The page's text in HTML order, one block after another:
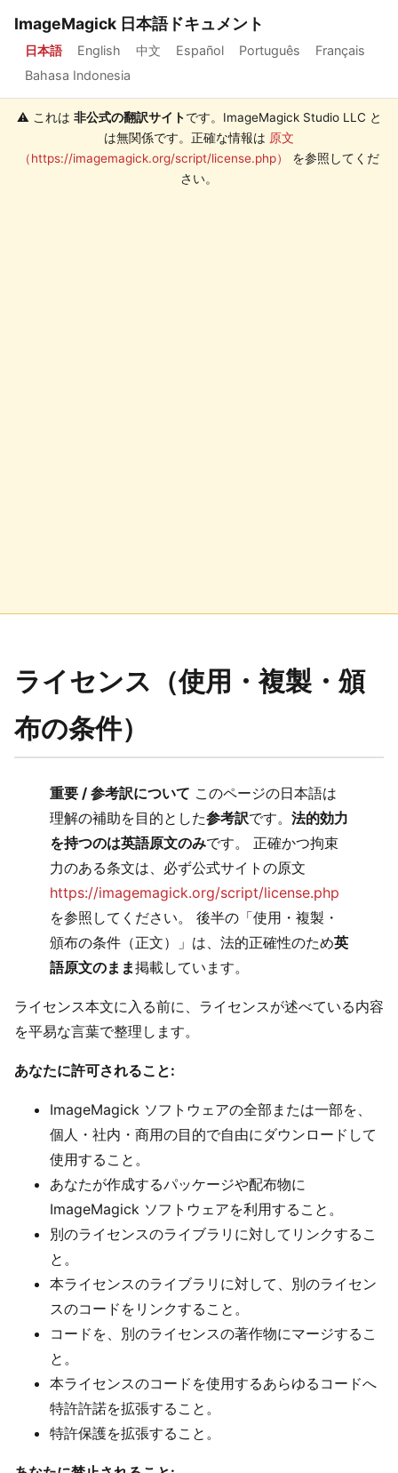
ImageMagick 日本語ドキュメント
日本語 English 中文 Español Português
Français
Bahasa Indonesia
⚠️ これは 非公式の翻訳サイトです。ImageMagick Studio LLC と
は無関係です。正確な情報は 原文
（https://imagemagick.org/script/license.php）
を参照してくだ
さい。
ライセンス（使用・複製・頒
布の条件）
重要 / 参考訳について このページの日本語は
理解の補助を目的とした参考訳です。 法的効力
を持つのは英語原文のみです。 正確かつ拘束
力のある条文は、必ず公式サイトの原文
https://imagemagick.org/script/license.php
を参照してください。 後半の「使用・複製・
頒布の条件（正文）」は、法的正確性のため英
語原文のまま掲載しています。
ライセンス本文に入る前に、ライセンスが述べている内容
を平易な言葉で整理します。
あなたに許可されること:
ImageMagick ソフトウェアの全部または一部を、
個人・社内・商用の目的で自由にダウンロードして
使用すること。
あなたが作成するパッケージや配布物に
ImageMagick ソフトウェアを利用すること。
別のライセンスのライブラリに対してリンクするこ
と。
本ライセンスのライブラリに対して、別のライセン
スのコードをリンクすること。
コードを、別のライセンスの著作物にマージするこ
と。
本ライセンスのコードを使用するあらゆるコードへ
特許許諾を拡張すること。
特許保護を拡張すること。